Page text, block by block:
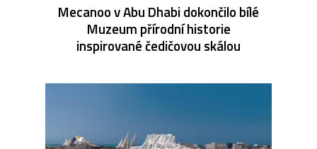
Mecanoo v Abu Dhabi dokončilo bílé
Muzeum přírodní historie
inspirované čedičovou skálou